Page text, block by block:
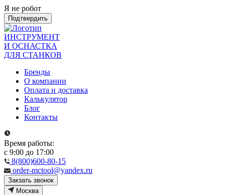
Я не робот
Подтвердить
ИНСТРУМЕНТ
И ОСНАСТКА
ДЛЯ СТАНКОВ
Бренды
О компании
Оплата и доставка
Калькулятор
Блог
Контакты
Время работы:
с 9:00 до 17:00
8(800)600-80-15
order-mctool@yandex.ru
Закзать звонок
Москва